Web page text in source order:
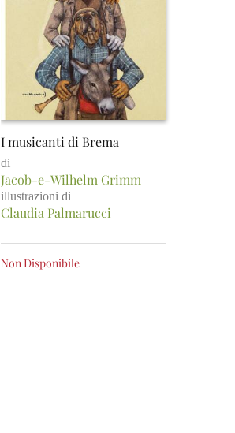
I musicanti di Brema
di
Jacob-e-Wilhelm Grimm
illustrazioni di
Claudia Palmarucci
Non Disponibile